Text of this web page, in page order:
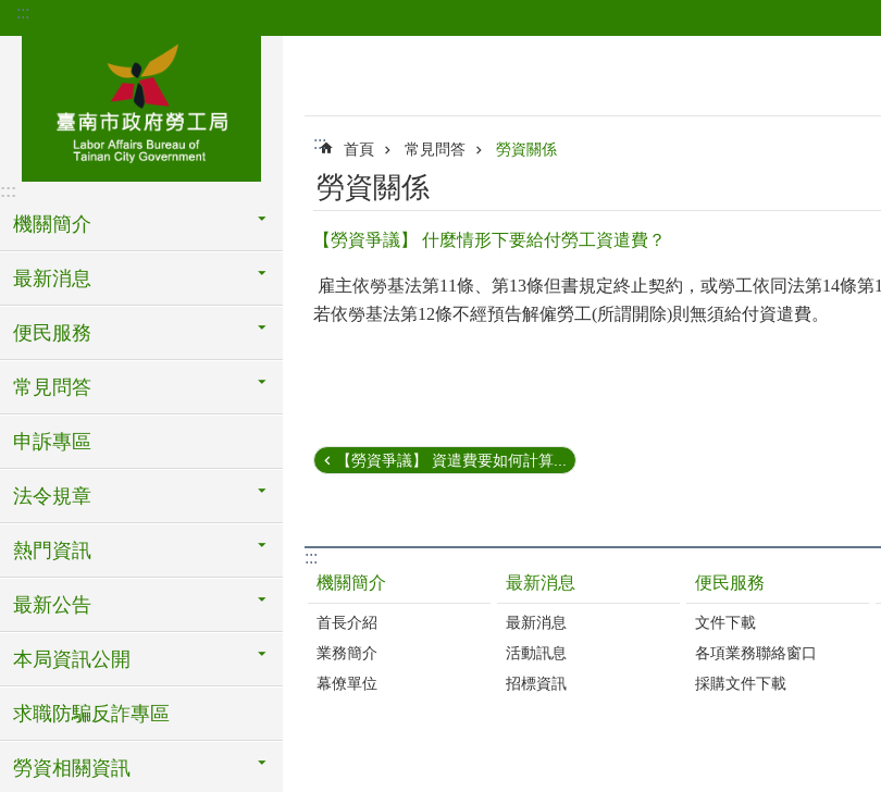
跳到主要內容區塊
:::
:::
機關簡介
最新消息
便民服務
常見問答
申訴專區
法令規章
熱門資訊
最新公告
本局資訊公開
求職防騙反詐專區
勞資相關資訊
::: 首頁 常見問答 勞資關係
勞資關係
【勞資爭議】 什麼情形下要給付勞工資遣費？
雇主依勞基法第11條、第13條但書規定終止契約，或勞工依同法第14條第1
若依勞基法第12條不經預告解僱勞工(所謂開除)則無須給付資遣費。
【勞資爭議】 資遣費要如何計算...
:::
機關簡介
首長介紹
業務簡介
幕僚單位
最新消息
最新消息
活動訊息
招標資訊
便民服務
文件下載
各項業務聯絡窗口
採購文件下載